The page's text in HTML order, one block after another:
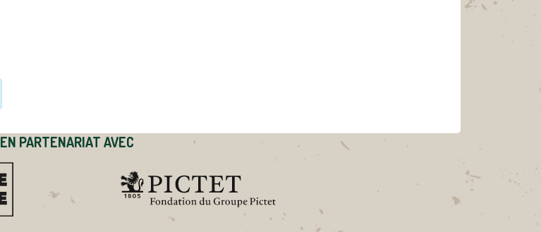
EN PARTENARIAT AVEC